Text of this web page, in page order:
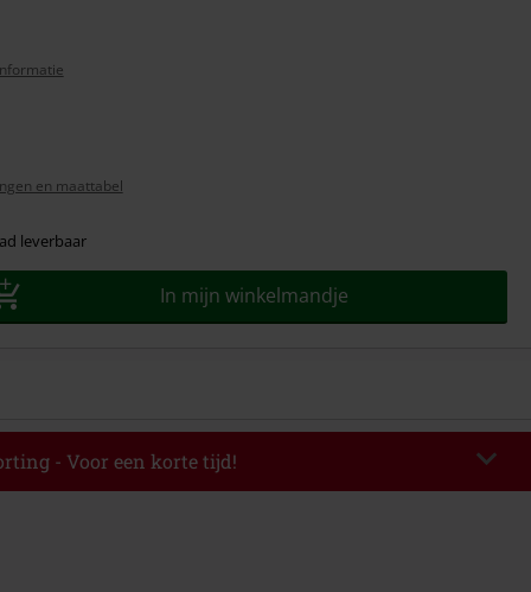
en maattabel
leverbaar
In mijn winkelmandje
- Voor een korte tijd!